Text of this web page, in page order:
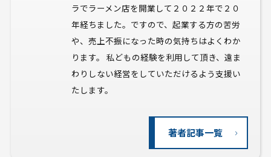
ラでラーメン店を開業して２０２２年で２０
年経ちました。ですので、起業する方の苦労
や、売上不振になった時の気持ちはよくわか
ります。 私どもの経験を利用して頂き、遠ま
わりしない経営をしていただけるよう支援い
たします。
著者記事一覧